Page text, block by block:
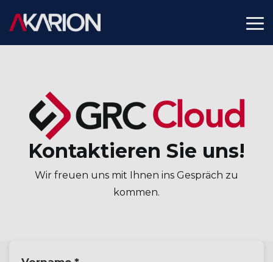
the
main
Kontaktieren Sie uns!
Wir freuen uns mit Ihnen ins Gespräch zu
kommen.